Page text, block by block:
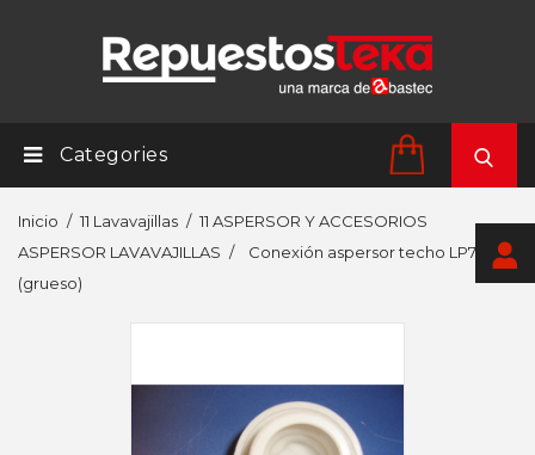
Categories
Inicio 11 Lavavajillas
11 ASPERSOR Y ACCESORIOS
ASPERSOR LAVAVAJILLAS
Conexión aspersor techo LP7830
(grueso)